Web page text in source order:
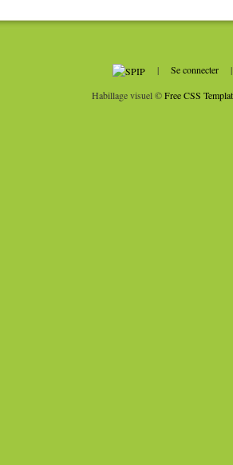
| Se connecter
Habillage visuel ©Free CSS